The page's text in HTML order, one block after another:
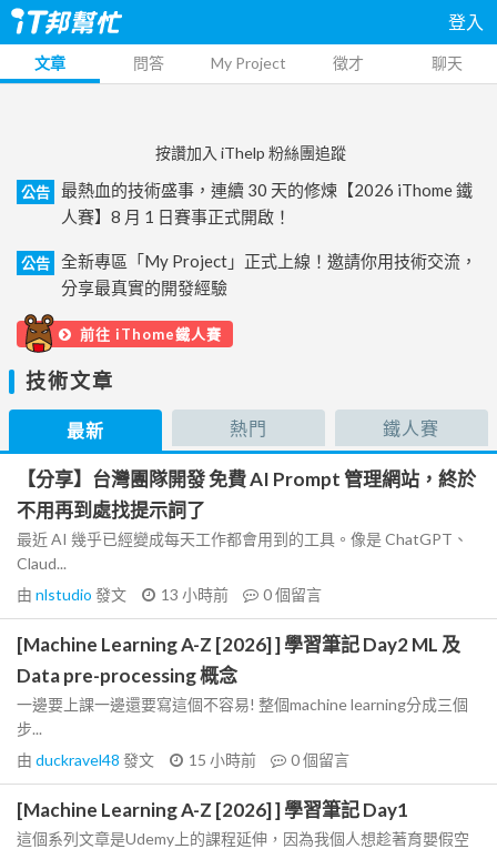
登入
文章 問答 My Project 徵才 聊天
按讚加入 iThelp 粉絲團追蹤
公告
最熱血的技術盛事，連續 30 天的修煉【2026 iThome 鐵
人賽】8 月 1 日賽事正式開啟！
公告
全新專區「My Project」正式上線！邀請你用技術交流，
分享最真實的開發經驗
前往 iThome鐵人賽
技術文章
最新 熱門 鐵人賽
【分享】台灣團隊開發 免費 AI Prompt 管理網站，終於
不用再到處找提示詞了
最近 AI 幾乎已經變成每天工作都會用到的工具。像是 ChatGPT、
Claud...
由 nlstudio 發文 13 小時前 0個留言
[Machine Learning A-Z [2026] ] 學習筆記 Day2 ML 及
Data pre-processing 概念
一邊要上課一邊還要寫這個不容易! 整個machine learning分成三個
步...
由 duckravel48 發文 15 小時前 0個留言
[Machine Learning A-Z [2026] ] 學習筆記 Day1
這個系列文章是Udemy上的課程延伸，因為我個人想趁著育嬰假空